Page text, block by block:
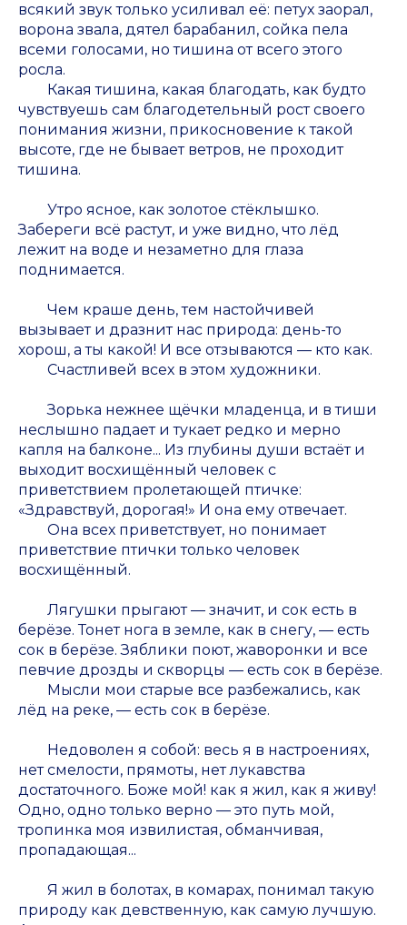
всякий звук только усиливал её: петух заорал,
ворона звала, дятел барабанил, сойка пела
всеми голосами, но тишина от всего этого
росла.
Какая тишина, какая благодать, как будто
чувствуешь сам благодетельный рост своего
понимания жизни, прикосновение к такой
высоте, где не бывает ветров, не проходит
тишина.
Утро ясное, как золотое стёклышко.
Забереги всё растут, и уже видно, что лёд
лежит на воде и незаметно для глаза
поднимается.
Чем краше день, тем настойчивей
вызывает и дразнит нас природа: день-то
хорош, а ты какой! И все отзываются — кто как.
Счастливей всех в этом художники.
Зорька нежнее щёчки младенца, и в тиши
неслышно падает и тукает редко и мерно
капля на балконе... Из глубины души встаёт и
выходит восхищённый человек с
приветствием пролетающей птичке:
«Здравствуй, дорогая!» И она ему отвечает.
Она всех приветствует, но понимает
приветствие птички только человек
восхищённый.
Лягушки прыгают — значит, и сок есть в
берёзе. Тонет нога в земле, как в снегу, — есть
сок в берёзе. Зяблики поют, жаворонки и все
певчие дрозды и скворцы — есть сок в берёзе.
Мысли мои старые все разбежались, как
лёд на реке, — есть сок в берёзе.
Недоволен я собой: весь я в настроениях,
нет смелости, прямоты, нет лукавства
достаточного. Боже мой! как я жил, как я живу!
Одно, одно только верно — это путь мой,
тропинка моя извилистая, обманчивая,
пропадающая...
Я жил в болотах, в комарах, понимал такую
природу как девственную, как самую лучшую.